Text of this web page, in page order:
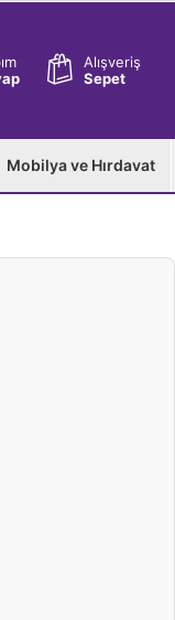
Alışveriş
Sepet
Mobilya ve Hırdavat